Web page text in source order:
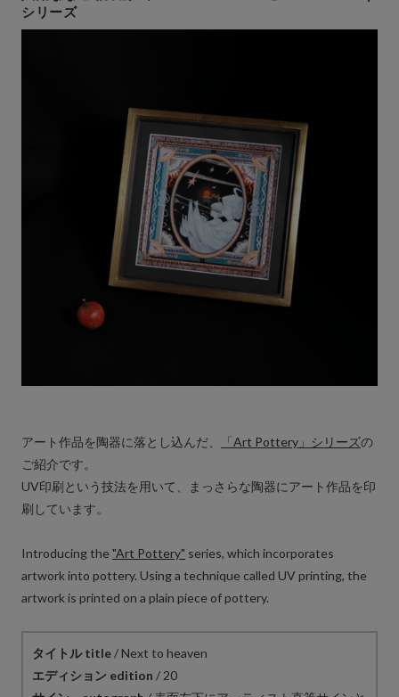
シリーズ
アート作品を陶器に落とし込んだ、 「Art Pottery」シリーズの
ご紹介です。
UV印刷という技法を用いて、まっさらな陶器にアート作品を印
刷しています。
Introducing the "Art Pottery" series, which incorporates
artwork into pottery. Using a technique called UV printing, the
artwork is printed on a plain piece of pottery.
タイトル title/ Next to heaven
エディション edition / 20